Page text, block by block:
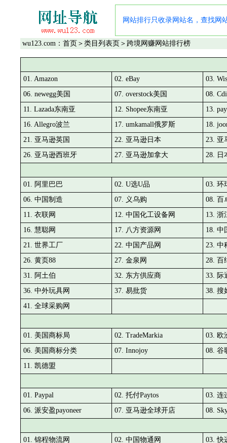
网站排行只收录网站名，查找网
wu123.com： 首页 ＞ 类目列表页 ＞跨境网赚网站排行榜
01. Amazon 02. eBay
03.
06. newegg美国
07. overstock美国
08.
11. Lazada东南亚
12. Shopee东南亚
13.
16. Allegro波兰
17. umkamall俄罗斯
18.
21. 亚马逊英国
22. 亚马逊日本
23. 亚
26. 亚马逊西班牙
27. 亚马逊加拿大 28. 日
01. 阿里巴巴 02. U选U品
03. 环
06. 中国制造
07. 义乌购
08. 百
11. 衣联网
12. 中国化工设备网
13. 浙
16. 慧聪网
17. 八方资源网
18. 中
21. 世界工厂
22. 中国产品网
23. 中
26. 黄页88
27. 金泉网
28. 百
31. 阿土伯
32. 东方供应商
33. 际
36. 中外玩具网
37. 易批货
38. 搜
41. 全球采购网
01. 美国商标局 02. TradeMarkia
03. 欧
06. 美国商标分类
07. Innojoy
08. 谷
11. 凯德盟
01. Paypal 02. 托付Paytos
03. 连
06. 派安盈payoneer
07. 亚马逊全球开店 08.
01. 锦程物流网 02. 中国物通网
03. 快